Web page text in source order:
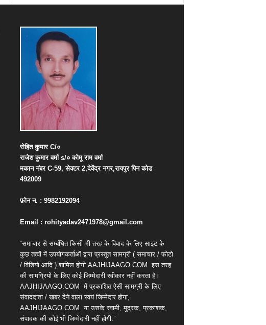
रोहित कुमारC/०
राजेश कुमार वर्माs/० कोमू राम वर्मा
मकान नंबरC-59,सेक्टर2,देवेंद्र नगर,रायपुर पिन कोड
492009
फ़ोन न. : 9982192094
Email : rohityadav2471978@gmail.com
“समाचार से सम्बंधित किसी भी तरह के विवाद के लिए साइट के
कुछ तत्वों में उपयोगकर्ताओं द्वारा प्रस्तुत सामग्री ( समाचार / फोटो
/ विडियो आदि ) शामिल होगी AAJHIJAAGO.COM इस तरह
की सामग्रियों के लिए कोई जिम्मेदारी स्वीकार नहीं करता है।
AAJHIJAAGO.COM में प्रकाशित ऐसी सामग्री के लिए
संवाददाता / खबर देने वाला स्वयं जिम्मेदार होगा,
AAJHIJAAGO.COM
या उसके स्वामी, मुद्रक, प्रकाशक,
संपादक की कोई भी जिम्मेदारी नहीं होगी.”